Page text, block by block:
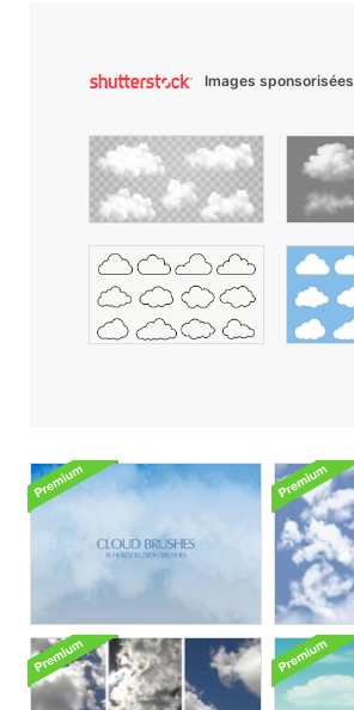
Images sponsorisées